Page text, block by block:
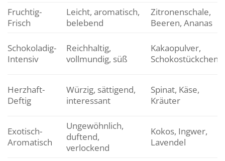
Fruchtig-
Frisch
Leicht, aromatisch,
belebend
Zitronenschale,
Beeren, Ananas
Schokoladig-
Intensiv
Reichhaltig,
vollmundig, süß
Kakaopulver,
Schokostückchen
Herzhaft-
Deftig
Würzig, sättigend,
interessant
Spinat, Käse,
Kräuter
Exotisch-
Aromatisch
Ungewöhnlich,
duftend,
verlockend
Kokos, Ingwer,
Lavendel